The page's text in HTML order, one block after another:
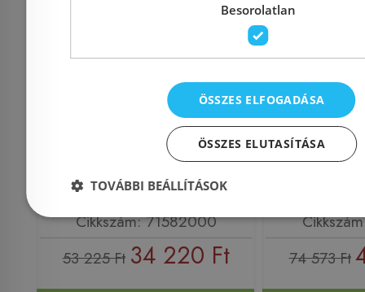
Még 11 db ezen az áron!
mosdócsaptelep 190,
lefolyógarnitúra nélkül
71582000
Cikkszám: 71582000
53 225 Ft 34 220 Ft
Még 2 db
matt
74 573 Ft
Besorolatlan
ÖSSZES ELFOGADÁSA
ÖSSZES ELUTASÍTÁSA
TOVÁBBI BEÁLLÍTÁSOK